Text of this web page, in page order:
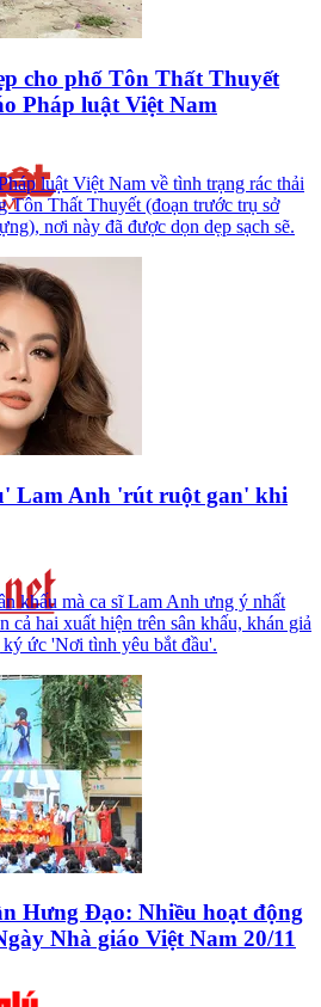
cho phố Tôn Thất Thuyết
Pháp luật Việt Nam
luật Việt Nam về tình trạng rác thải
Tôn Thất Thuyết (đoạn trước trụ sở
nơi này đã được dọn dẹp sạch sẽ.
Lam Anh 'rút ruột gan' khi
khấu mà ca sĩ Lam Anh ưng ý nhất
cả hai xuất hiện trên sân khấu, khán giả
ức 'Nơi tình yêu bắt đầu'.
Hưng Đạo: Nhiều hoạt động
Nhà giáo Việt Nam 20/11